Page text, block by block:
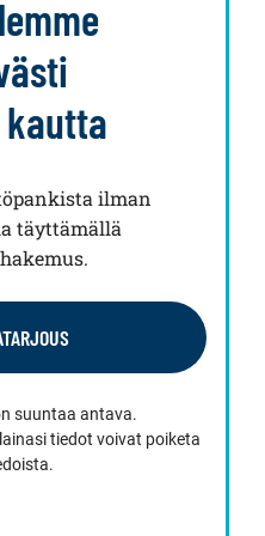
ilman
täyttämällä
suuntaa antava.
tiedot voivat poiketa